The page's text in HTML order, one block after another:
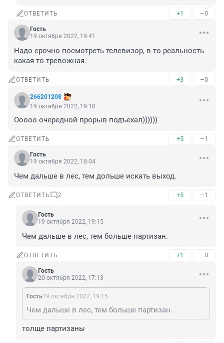
ОТВЕТИТЬ +1 –0
Гость
19 октября 2022, 19:41
Надо срочно посмотреть телевизор, в то реальность
какая то тревожная.
ОТВЕТИТЬ +3 –0
266201208
19 октября 2022, 19:10
Ооооо очередной прорыв подъехал))))))
ОТВЕТИТЬ +5 –1
Гость
19 октября 2022, 18:04
Чем дальше в лес, тем дольше искать выход.
ОТВЕТИТЬ 2 +5 –1
Гость
19 октября 2022, 19:15
Чем дальше в лес, тем больше партизан.
ОТВЕТИТЬ +1 –0
Гость
20 октября 2022, 17:13
Гость19 октября 2022, 19:15
Чем дальше в лес, тем больше партизан.
толще партизаны